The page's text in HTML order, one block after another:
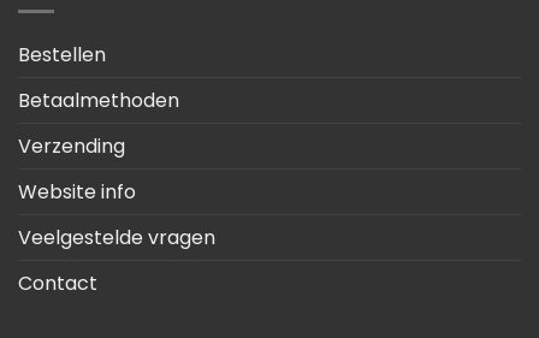
Bestellen
Betaalmethoden
Verzending
Website info
Veelgestelde vragen
Contact